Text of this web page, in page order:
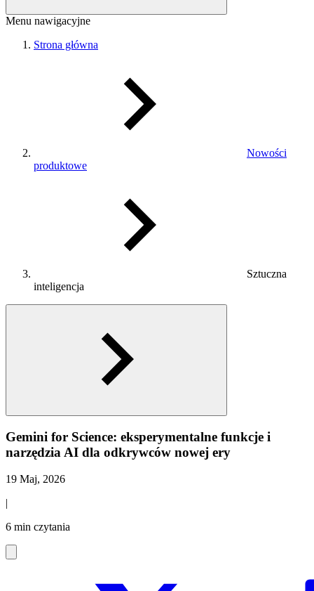
Menu nawigacyjne
Strona główna
Nowości
produktowe
Sztuczna
inteligencja
Gemini for Science: eksperymentalne funkcje i
narzędzia AI dla odkrywców nowej ery
19 Maj, 2026
|
6 min czytania